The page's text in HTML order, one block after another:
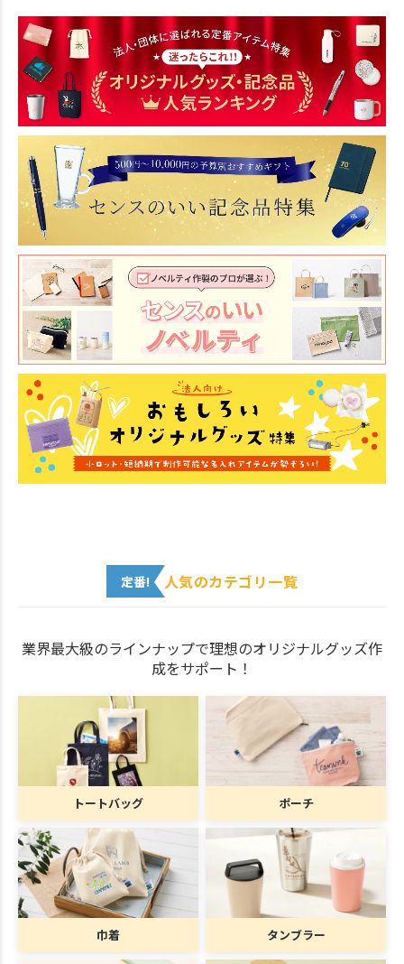
定番! 人気のカテゴリ一覧
業界最大級のラインナップで理想のオリジナルグッズ作
成をサポート！
トートバッグ ポーチ
巾着 タンブラー